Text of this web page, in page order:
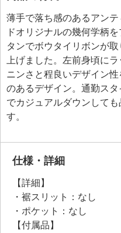
薄手で落ち感のあるアン
ドオリジナルの幾何学柄
タンでボウタイリボンが
上げました。左前身頃に
ニンさと程良いデザイン
のあるデザイン。通勤ス
でカジュアルダウンして
す。
仕様・詳細
【詳細】
・裾スリット：なし
・ポケット：なし
【付属品】